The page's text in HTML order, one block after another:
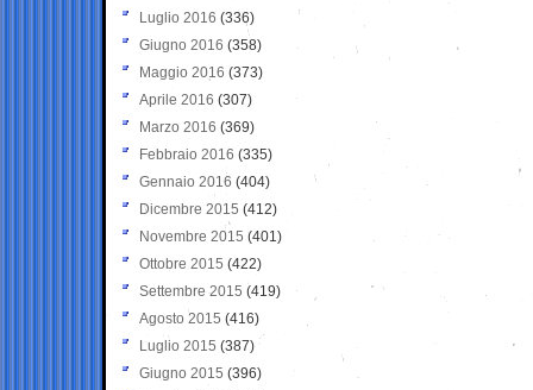
Luglio 2016 (336)
Giugno 2016 (358)
Maggio 2016 (373)
Aprile 2016 (307)
Marzo 2016 (369)
Febbraio 2016 (335)
Gennaio 2016 (404)
Dicembre 2015 (412)
Novembre 2015 (401)
Ottobre 2015 (422)
Settembre 2015 (419)
Agosto 2015 (416)
Luglio 2015 (387)
Giugno 2015 (396)